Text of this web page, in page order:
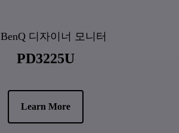
디자이너 모니터
PD3225U
Learn More